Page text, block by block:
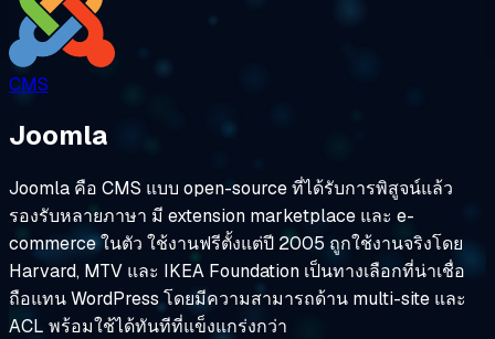
CMS
Joomla
Joomla คือ CMS แบบ open-source ที่ได้รับการพิสูจน์แล้ว
รองรับหลายภาษา มี extension marketplace และ e-
commerce ในตัว ใช้งานฟรีตั้งแต่ปี 2005 ถูกใช้งานจริงโดย
Harvard, MTV และ IKEA Foundation เป็นทางเลือกที่น่าเชื่อ
ถือแทน WordPress โดยมีความสามารถด้าน multi-site และ
ACL พร้อมใช้ได้ทันทีที่แข็งแกร่งกว่า